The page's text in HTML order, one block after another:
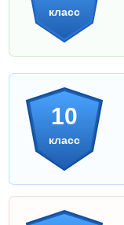
класс
10
класс